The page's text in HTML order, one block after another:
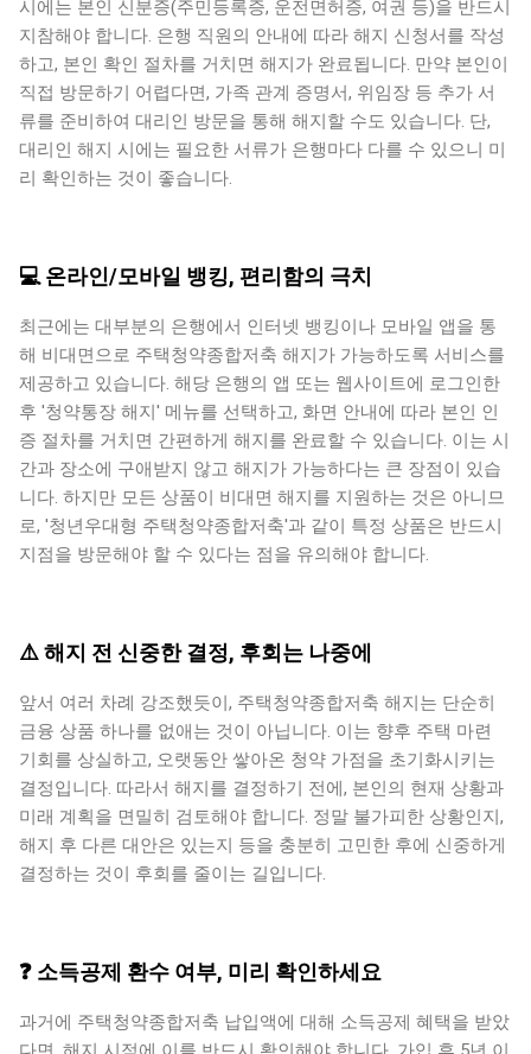
시에는 본인 신분증(주민등록증, 운전면허증, 여권 등)을 반드시
지참해야 합니다. 은행 직원의 안내에 따라 해지 신청서를 작성
하고, 본인 확인 절차를 거치면 해지가 완료됩니다. 만약 본인이
직접 방문하기 어렵다면, 가족 관계 증명서, 위임장 등 추가 서
류를 준비하여 대리인 방문을 통해 해지할 수도 있습니다. 단,
대리인 해지 시에는 필요한 서류가 은행마다 다를 수 있으니 미
리 확인하는 것이 좋습니다.
💻 온라인/모바일 뱅킹, 편리함의 극치
최근에는 대부분의 은행에서 인터넷 뱅킹이나 모바일 앱을 통
해 비대면으로 주택청약종합저축 해지가 가능하도록 서비스를
제공하고 있습니다. 해당 은행의 앱 또는 웹사이트에 로그인한
후 '청약통장 해지' 메뉴를 선택하고, 화면 안내에 따라 본인 인
증 절차를 거치면 간편하게 해지를 완료할 수 있습니다. 이는 시
간과 장소에 구애받지 않고 해지가 가능하다는 큰 장점이 있습
니다. 하지만 모든 상품이 비대면 해지를 지원하는 것은 아니므
로, '청년우대형 주택청약종합저축'과 같이 특정 상품은 반드시
지점을 방문해야 할 수 있다는 점을 유의해야 합니다.
⚠️ 해지 전 신중한 결정, 후회는 나중에
앞서 여러 차례 강조했듯이, 주택청약종합저축 해지는 단순히
금융 상품 하나를 없애는 것이 아닙니다. 이는 향후 주택 마련
기회를 상실하고, 오랫동안 쌓아온 청약 가점을 초기화시키는
결정입니다. 따라서 해지를 결정하기 전에, 본인의 현재 상황과
미래 계획을 면밀히 검토해야 합니다. 정말 불가피한 상황인지,
해지 후 다른 대안은 있는지 등을 충분히 고민한 후에 신중하게
결정하는 것이 후회를 줄이는 길입니다.
❓ 소득공제 환수 여부, 미리 확인하세요
과거에 주택청약종합저축 납입액에 대해 소득공제 혜택을 받았